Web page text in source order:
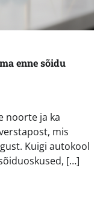
enne sõidu
noorte ja ka
mis
Kuigi autokool
[…]